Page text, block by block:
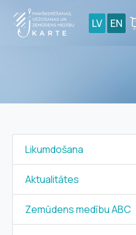
LV EN
Likumdošana
Aktualitātes
Zemūdens medību ABC